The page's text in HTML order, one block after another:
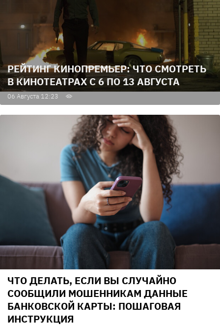
РЕЙТИНГ КИНОПРЕМЬЕР: ЧТО СМОТРЕТЬ
В КИНОТЕАТРАХ С 6 ПО 13 АВГУСТА
06 Августа 12:23
ЧТО ДЕЛАТЬ, ЕСЛИ ВЫ СЛУЧАЙНО
СООБЩИЛИ МОШЕННИКАМ ДАННЫЕ
БАНКОВСКОЙ КАРТЫ: ПОШАГОВАЯ
ИНСТРУКЦИЯ